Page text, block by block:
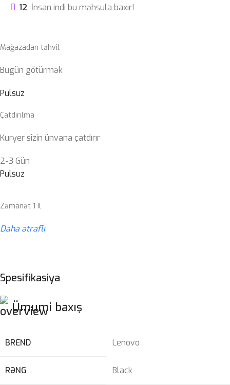
12 İnsan indi bu məhsula baxır!
Mağazadan təhvil
Bugün götürmək
Pulsuz
Çatdırılma
Kuryer sizin ünvana çatdırır
2-3 Gün
Pulsuz
Zəmanət 1 il
Daha ətraflı
Spesifikasiya
Ümumi baxış
BREND Lenovo
RƏNG Black